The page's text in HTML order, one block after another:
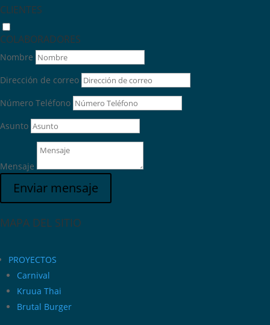
CLIENTES
COLABORADORES
Nombre
Dirección de correo
Número Teléfono
Asunto
Mensaje
Enviar mensaje
MAPA DEL SITIO
PROYECTOS
Carnival
Kruua Thai
Brutal Burger